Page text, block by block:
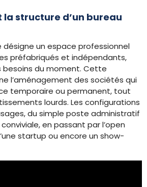
la structure d’un bureau
désigne un espace professionnel
préfabriqués et indépendants,
besoins du moment. Cette
l’aménagement des sociétés qui
temporaire ou permanent, tout
lourds. Les configurations
du simple poste administratif
en passant par l’open
startup ou encore un show-